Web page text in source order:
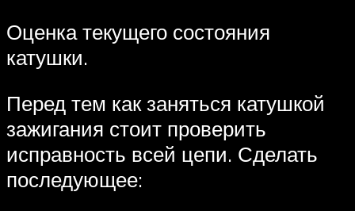
Оценка текущего состояния
катушки.
Перед тем как заняться катушкой
зажигания стоит проверить
исправность всей цепи. Сделать
последующее: